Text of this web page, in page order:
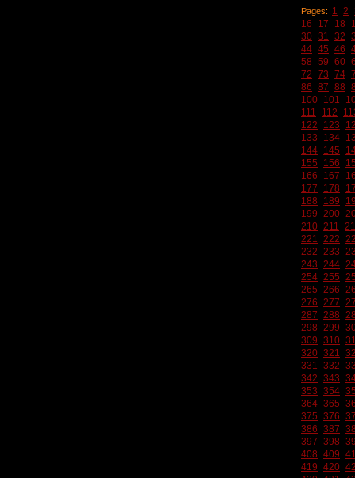
Pages: 1 2
16
17 18
30 31 32
44 45 46
58 59 60
72 73 74
86 87 88
100 101
111
112
122
123
133
134
144 145
155
156
166
167
177
178
188
189
199 200
210 211
221 222
232 233
243 244
254 255
265 266
276 277
287 288
298 299
309 310
320 321
331 332
342 343
353 354
364 365
375 376
386 387
397 398
408 409
419 420